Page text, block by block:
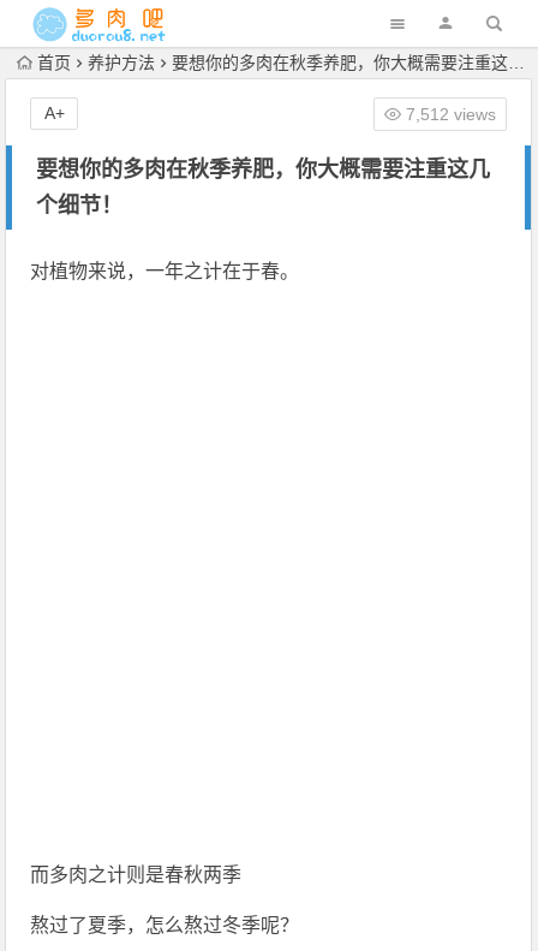
首页 养护方法 要想你的多肉在秋季养肥，你大概需要注重这几个细节！
要想你的多肉在秋季养肥，你大概需要注重这几
个细节！
7,512 views
A+
对植物来说，一年之计在于春。
而多肉之计则是春秋两季
熬过了夏季，怎么熬过冬季呢？